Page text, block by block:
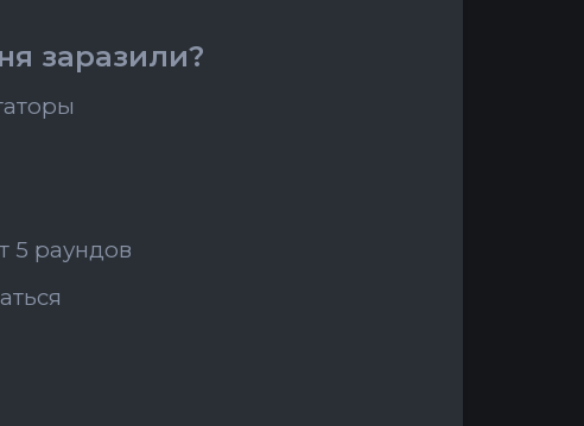
заразили?
5 раундов